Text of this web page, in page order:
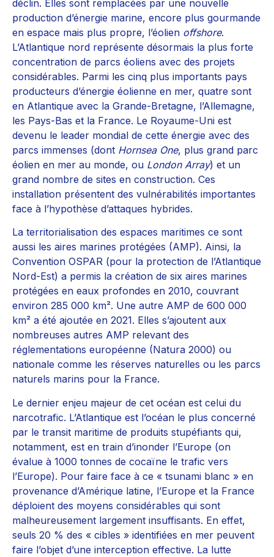
déclin. Elles sont remplacées par une nouvelle
production d’énergie marine, encore plus gourmande
en espace mais plus propre, l’éolien offshore.
L’Atlantique nord représente désormais la plus forte
concentration de parcs éoliens avec des projets
considérables. Parmi les cinq plus importants pays
producteurs d’énergie éolienne en mer, quatre sont
en Atlantique avec la Grande-Bretagne, l’Allemagne,
les Pays-Bas et la France. Le Royaume-Uni est
devenu le leader mondial de cette énergie avec des
parcs immenses (dont Hornsea One, plus grand parc
éolien en mer au monde, ou London Array) et un
grand nombre de sites en construction. Ces
installation présentent des vulnérabilités importantes
face à l’hypothèse d’attaques hybrides.
La territorialisation des espaces maritimes ce sont
aussi les aires marines protégées (AMP). Ainsi, la
Convention OSPAR (pour la protection de l’Atlantique
Nord-Est) a permis la création de six aires marines
protégées en eaux profondes en 2010, couvrant
environ 285 000 km². Une autre AMP de 600 000
km² a été ajoutée en 2021. Elles s’ajoutent aux
nombreuses autres AMP relevant des
réglementations européenne (Natura 2000) ou
nationale comme les réserves naturelles ou les parcs
naturels marins pour la France.
Le dernier enjeu majeur de cet océan est celui du
narcotrafic. L’Atlantique est l’océan le plus concerné
par le transit maritime de produits stupéfiants qui,
notamment, est en train d’inonder l’Europe (on
évalue à 1000 tonnes de cocaïne le trafic vers
l’Europe). Pour faire face à ce « tsunami blanc » en
provenance d’Amérique latine, l’Europe et la France
déploient des moyens considérables qui sont
malheureusement largement insuffisants. En effet,
seuls 20 % des « cibles » identifiées en mer peuvent
faire l’objet d’une interception effective. La lutte